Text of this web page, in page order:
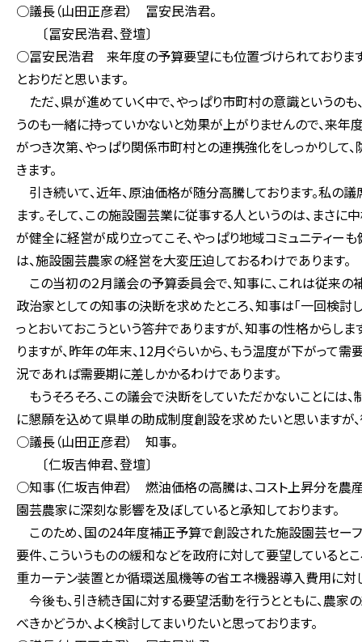
○議長（山田正彦君） 冨安民浩君。
〔冨安民浩君、登壇〕
○冨安民浩君 来年度の予算要望にも位置づけられております
とおりだと思います。
ただ、県が進めていく中で、やっぱり市町村の意識というの
うのも一緒に持っていかないと効果が上がりませんので、来年
がつき次第、やっぱり関係市町村との連携強化をしっかりし
きます。
引き続いて、近年、原油価格が随分高騰しております。私の
ます。そして、この施設園芸業に従事する人というのは、まさ
が健全に経営が成り立ってこそ、やっぱり地域コミュニティー
は、施設園芸農家の経営を大変圧迫しておるわけであります。
この当初の２月議会の予算委員会で、知事に、これは従来
政治家としての知事の決断を求めたところ、知事は「一回検討
っとおいておこうという答弁でありますが、知事の性格からし
りますが、昨年の年末、12月ぐらいから、もう温度が下がって
況であれば需要期に差しかかるわけであります。
もうそろそろ、この議会で決断をしていただかないことには
に懇願を込めて県単の助成制度創設を求めたいと思いますが
○議長（山田正彦君） 知事。
〔仁坂吉伸君、登壇〕
○知事（仁坂吉伸君） 燃油価格の高騰は、コスト上昇分を
園芸農家に深刻な影響を及ぼしていると承知しております。
このため、国の24年度補正予算で創設された施設園芸セー
要件、こういうものの緩和などを政府に対して要望していると
重カーテン装置とか循環送風機等の省エネ機器導入費用に対し
今後も、引き続き国に対する要望活動を行うとともに、農家
べきかどうか、よく検討してまいりたいと思っております。